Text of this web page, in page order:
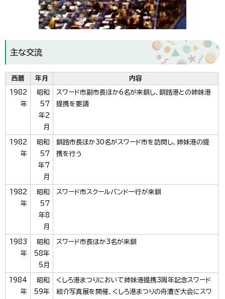
主な交流
西暦 年月 内容
1982
年
昭和
57
年2
月
スワード市副市長ほか6名が来釧し、釧路港との姉妹港
提携を要請
1982
年
昭和
57
年7
月
釧路市長ほか30名がスワード市を訪問し、姉妹港の提
携を行う
1982
年
昭和
57
年8
月
スワード市スクールバンド一行が来釧
1983
年
昭和
58年
5月
スワード市長ほか3名が来釧
1984
年
昭和
59年
くしろ港まつりにおいて姉妹港提携3周年記念スワード
紹介写真展を開催、くしろ港まつりの舟漕ぎ大会にスワ